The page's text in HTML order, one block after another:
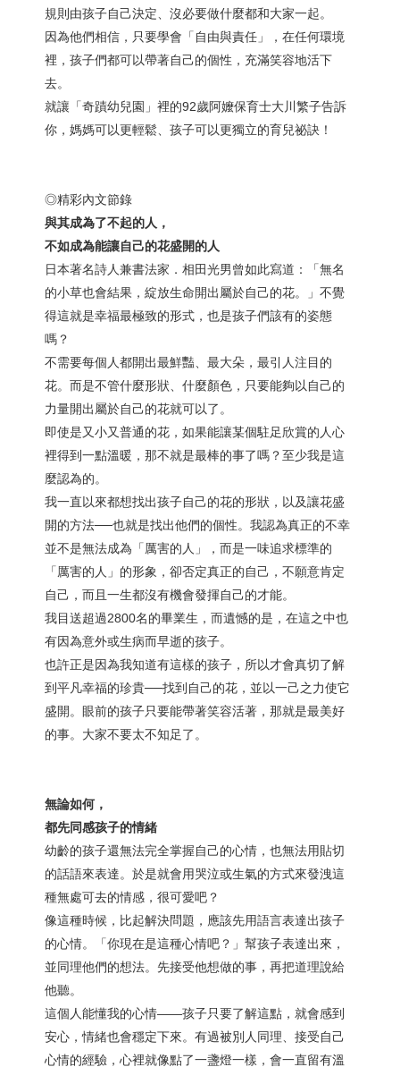
規則由孩子自己決定、沒必要做什麼都和大家一起。
因為他們相信，只要學會「自由與責任」，在任何環境
裡，孩子們都可以帶著自己的個性，充滿笑容地活下
去。
就讓「奇蹟幼兒園」裡的92歲阿嬤保育士大川繁子告訴
你，媽媽可以更輕鬆、孩子可以更獨立的育兒祕訣！
◎精彩內文節錄
與其成為了不起的人，
不如成為能讓自己的花盛開的人
日本著名詩人兼書法家．相田光男曾如此寫道：「無名
的小草也會結果，綻放生命開出屬於自己的花。」不覺
得這就是幸福最極致的形式，也是孩子們該有的姿態
嗎？
不需要每個人都開出最鮮豔、最大朵，最引人注目的
花。而是不管什麼形狀、什麼顏色，只要能夠以自己的
力量開出屬於自己的花就可以了。
即使是又小又普通的花，如果能讓某個駐足欣賞的人心
裡得到一點溫暖，那不就是最棒的事了嗎？至少我是這
麼認為的。
我一直以來都想找出孩子自己的花的形狀，以及讓花盛
開的方法──也就是找出他們的個性。我認為真正的不幸
並不是無法成為「厲害的人」，而是一味追求標準的
「厲害的人」的形象，卻否定真正的自己，不願意肯定
自己，而且一生都沒有機會發揮自己的才能。
我目送超過2800名的畢業生，而遺憾的是，在這之中也
有因為意外或生病而早逝的孩子。
也許正是因為我知道有這樣的孩子，所以才會真切了解
到平凡幸福的珍貴──找到自己的花，並以一己之力使它
盛開。眼前的孩子只要能帶著笑容活著，那就是最美好
的事。大家不要太不知足了。
無論如何，
都先同感孩子的情緒
幼齡的孩子還無法完全掌握自己的心情，也無法用貼切
的話語來表達。於是就會用哭泣或生氣的方式來發洩這
種無處可去的情感，很可愛吧？
像這種時候，比起解決問題，應該先用語言表達出孩子
的心情。「你現在是這種心情吧？」幫孩子表達出來，
並同理他們的想法。先接受他想做的事，再把道理說給
他聽。
這個人能懂我的心情——孩子只要了解這點，就會感到
安心，情緒也會穩定下來。有過被別人同理、接受自己
心情的經驗，心裡就像點了一盞燈一樣，會一直留有溫